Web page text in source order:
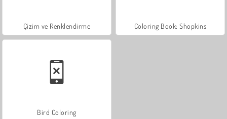
Çizim ve Renklendirme Coloring Book: Shopkins
Bird Coloring